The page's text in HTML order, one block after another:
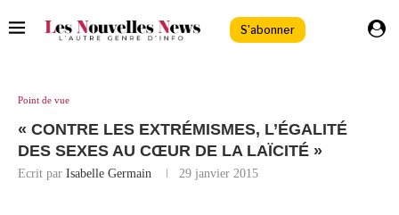
S'abonner
Point de vue
« CONTRE LES EXTRÉMISMES, L’ÉGALITÉ
DES SEXES AU CŒUR DE LA LAÏCITÉ »
Ecrit par Isabelle Germain 29 janvier 2015